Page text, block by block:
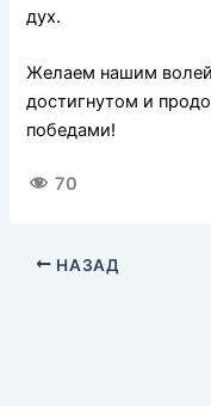
дух.
Желаем нашим
достигнутом и
победами!
70
НАЗАД